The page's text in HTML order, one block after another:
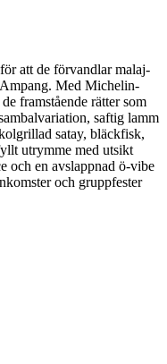
att de förvandlar malaj-
Med Michelin-
framstående rätter som
saftig lamm
satay, bläckfisk,
utrymme med utsikt
och en avslappnad ö-vibe
och gruppfester